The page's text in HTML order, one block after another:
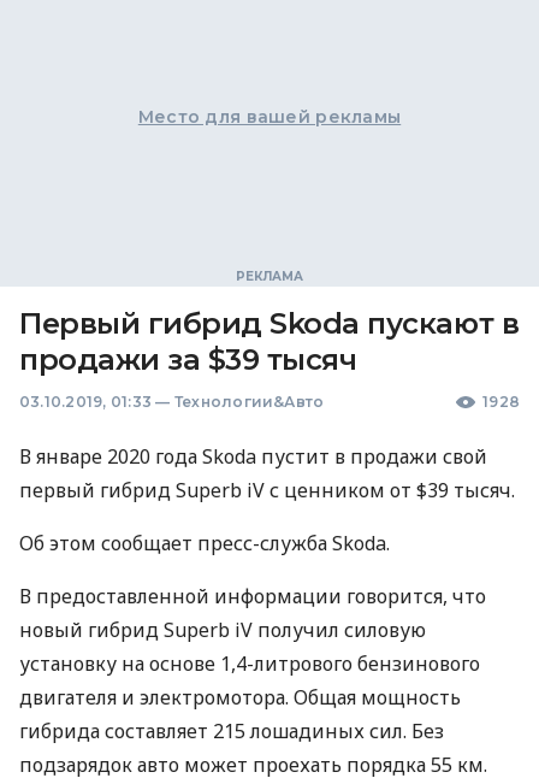
Место для вашей рекламы
Первый гибрид Skoda пускают в
продажи за $39 тысяч
03.10.2019, 01:33 — Технологии&Авто 1928
В январе 2020 года Skoda пустит в продажи свой
первый гибрид Superb iV с ценником от $39 тысяч.
Об этом сообщает пресс-служба Skoda.
В предоставленной информации говорится, что
новый гибрид Superb iV получил силовую
установку на основе 1,4-литрового бензинового
двигателя и электромотора. Общая мощность
гибрида составляет 215 лошадиных сил. Без
подзарядок авто может проехать порядка 55 км.